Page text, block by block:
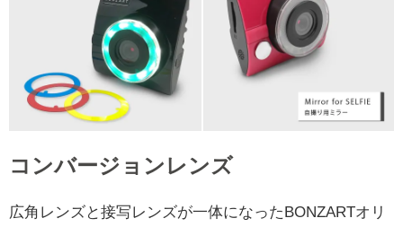
コンバージョンレンズ
広角レンズと接写レンズが一体になったBONZARTオリ